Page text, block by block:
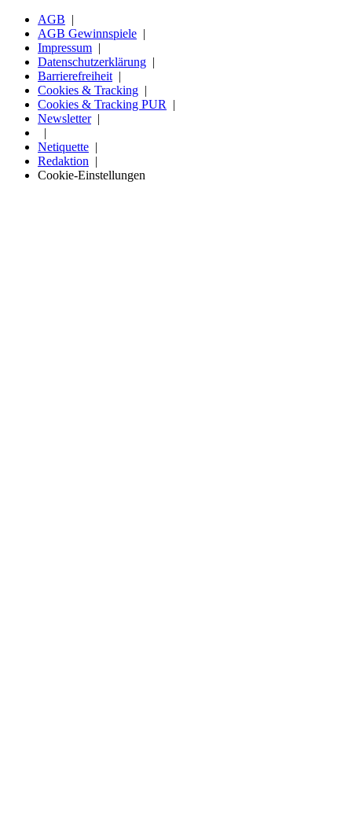
AGB
AGB Gewinnspiele
Impressum
Datenschutzerklärung
Barrierefreiheit
Cookies & Tracking
Cookies & Tracking PUR
Newsletter
Netiquette
Redaktion
Cookie-Einstellungen